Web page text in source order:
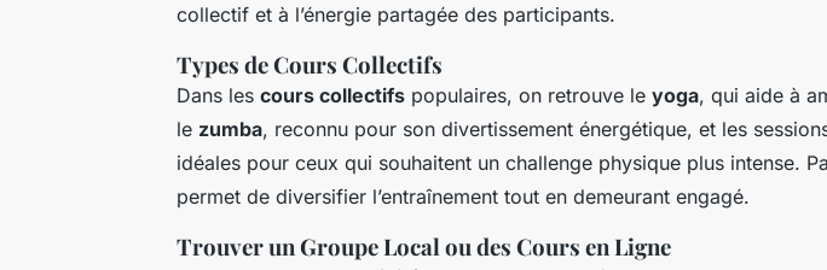
collectif et à l’énergie partagée des participants.
Types de Cours Collectifs
Dans les cours collectifs populaires, on retrouve le yoga, qui aide à
le zumba, reconnu pour son divertissement énergétique, et les
idéales pour ceux qui souhaitent un challenge physique plus intense.
permet de diversifier l’entraînement tout en demeurant engagé.
Trouver un Groupe Local ou des Cours en Ligne